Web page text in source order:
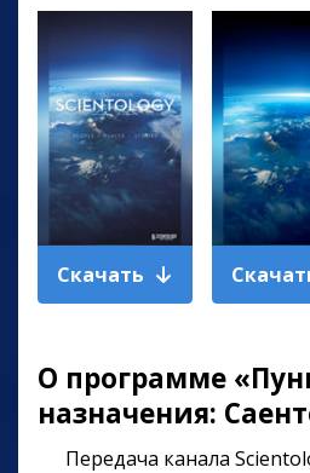
Скачать
О программе
назначения:
Передача канала